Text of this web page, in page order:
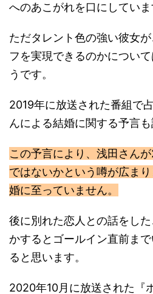
へのあこがれを口にしていま
ただタレント色の強い彼女
フを実現できるのかについ
うです。
2019年に放送された番組で
んによる結婚に関する予言も
この予言により、浅田さん
ではないかという噂が広ま
婚に至っていません。
後に別れた恋人との話をし
かするとゴールイン直前ま
ると思います。
2020年10月に放送された『